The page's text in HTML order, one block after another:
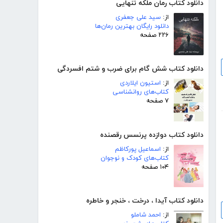
دانلود کتاب رمان ملکه تنهایی
از: سید علی جعفری
دانلود رایگان بهترین رمان‌ها
۲۲۶ صفحه
دانلود کتاب شش گام برای ضرب و شتم افسردگی
از: استیون ایلاردی
کتاب‌های روانشناسی
۷ صفحه
دانلود کتاب دوازده پرنسس رقصنده
از: اسماعیل پورکاظم
کتاب‌های کودک و نوجوان
۱۰۴ صفحه
دانلود کتاب آیدا ، درخت ، خنجر و خاطره
از: احمد شاملو